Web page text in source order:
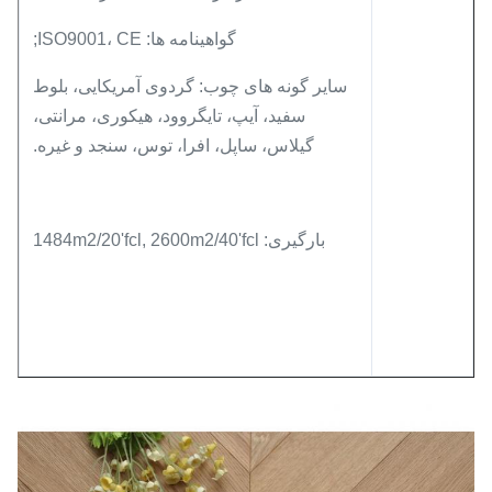
گواهینامه ها: ISO9001، CE;
سایر گونه های چوب: گردوی آمریکایی، بلوط
سفید، آیپ، تایگروود، هیکوری، مرانتی،
گیلاس، ساپل، افرا، توس، سنجد و غیره.
بارگیری: 1484m2/20'fcl, 2600m2/40'fcl